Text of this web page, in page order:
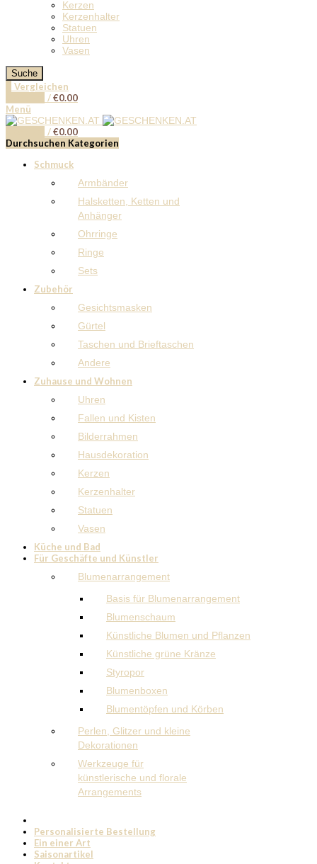
Kerzen
Kerzenhalter
Statuen
Uhren
Vasen
Suche
Vergleichen
/€0.00
Menü
/€0.00
Durchsuchen Kategorien
Schmuck
Armbänder
Halsketten, Ketten und
Anhänger
Ohrringe
Ringe
Sets
Zubehör
Gesichtsmasken
Gürtel
Taschen und Brieftaschen
Andere
Zuhause und Wohnen
Uhren
Fallen und Kisten
Bilderrahmen
Hausdekoration
Kerzen
Kerzenhalter
Statuen
Vasen
Küche und Bad
Für Geschäfte und Künstler
Blumenarrangement
Basis für Blumenarrangement
Blumenschaum
Künstliche Blumen und Pflanzen
Künstliche grüne Kränze
Styropor
Blumenboxen
Blumentöpfen und Körben
Perlen, Glitzer und kleine
Dekorationen
Werkzeuge für
künstlerische und florale
Arrangements
Personalisierte Bestellung
Ein einer Art
Saisonartikel